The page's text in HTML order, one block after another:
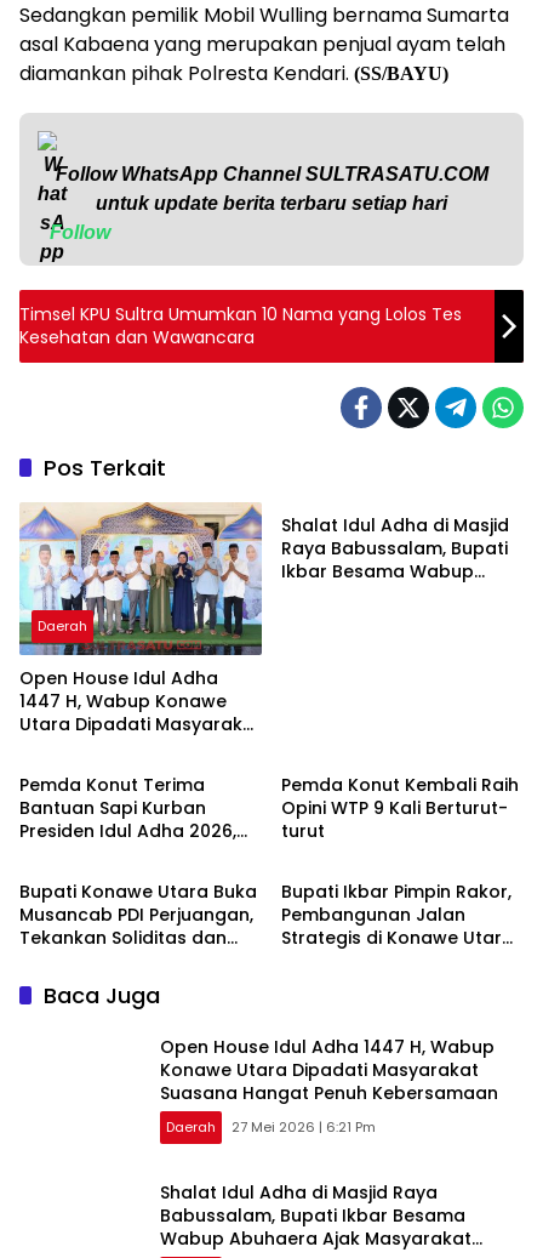
Sedangkan pemilik Mobil Wulling bernama Sumarta
asal Kabaena yang merupakan penjual ayam telah
diamankan pihak Polresta Kendari. (SS/BAYU)
Follow WhatsApp ChannelSULTRASATU.COM
untuk update berita terbaru setiap hari
Follow
Timsel KPU Sultra Umumkan 10 Nama yang Lolos Tes
Kesehatan dan Wawancara
Pos Terkait
Daerah
Open House Idul Adha
1447 H, Wabup Konawe
Utara Dipadati Masyarakat
Shalat Idul Adha di Masjid
Raya Babussalam, Bupati
Ikbar Besama Wabup
Daerah
Pemda Konut Terima
Bantuan Sapi Kurban
Presiden Idul Adha 2026,
Pemda Konut Kembali Raih
Opini WTP 9 Kali Berturut-
turut
Daerah
Bupati Konawe Utara Buka
Musancab PDI Perjuangan,
Tekankan Soliditas dan
Daerah
Bupati Ikbar Pimpin Rakor,
Pembangunan Jalan
Strategis di Konawe Utara
Baca Juga
Open House Idul Adha 1447 H, Wabup
Konawe Utara Dipadati Masyarakat
Suasana Hangat Penuh Kebersamaan
Daerah 27 Mei 2026 | 6:21 Pm
Shalat Idul Adha di Masjid Raya
Babussalam, Bupati Ikbar Besama
Wabup Abuhaera Ajak Masyarakat